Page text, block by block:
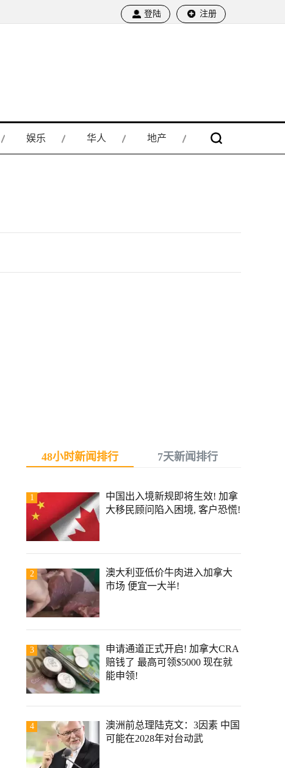
登陆 注册
娱乐 华人 地产
48小时新闻排行 7天新闻排行
1
中国出入境新规即将生效! 加拿
大移民顾问陷入困境, 客户恐慌!
2
澳大利亚低价牛肉进入加拿大
市场 便宜一大半!
3
申请通道正式开启! 加拿大CRA
赔钱了 最高可领$5000 现在就
能申领!
4
澳洲前总理陆克文：3因素 中国
可能在2028年对台动武